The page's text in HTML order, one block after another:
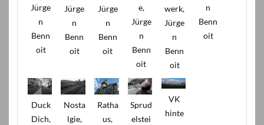
Jürge
n
Benn
oit
Jürge
n
Benn
oit
Jürge
n
Benn
oit
e,
Jürge
n
Benn
oit
werk,
Jürge
n
Benn
oit
n
Benn
oit
Duck
Dich,
Nosta
lgie,
Ratha
us,
Sprud
elstei
VK
hinte